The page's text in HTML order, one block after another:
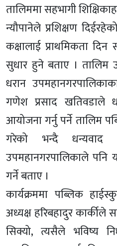
तालिममा सहभागी
न्यौपानेले प्रशिक्षण
कक्षालाई प्राथमिकता दिन
सुधार हुने बताए । तालिम
धरान
गणेश प्रसाद खतिवडाले
आयोजना गर्नु पर्ने तालिम
गरेको भन्दै
उपमहानगरपालिकाले पनि
गर्ने बताए ।
कार्यक्रममा पब्लिक
अध्यक्ष हरिबहादुर
सिक्यो, त्यसैले भविष्य